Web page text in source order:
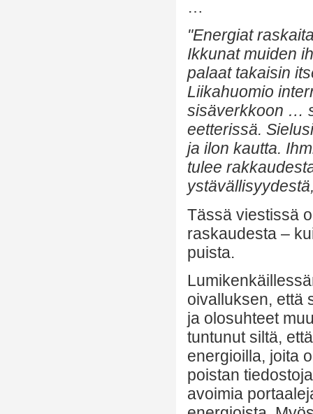
…
"Energiat
Ikkunat muiden
palaat takaisin
Liikahuomio
sisäverkkoon …
eetterissä.
ja ilon kautta.
tulee
Tässä viestissä
raskaudesta –
puista.
oivalluksen, että
ja olosuhteet
tuntunut siltä,
energioilla, joita
poistan
avoimia